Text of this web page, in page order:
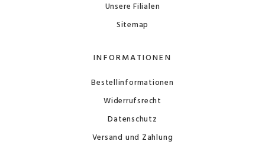
Unsere Filialen
Sitemap
INFORMATIONEN
Bestellinformationen
Widerrufsrecht
Datenschutz
Versand und Zahlung